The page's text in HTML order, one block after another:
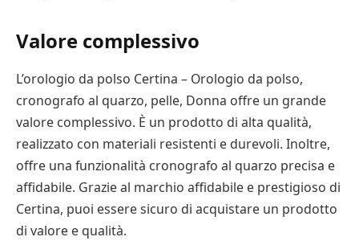
Valore complessivo
L’orologio da polso Certina – Orologio da polso,
cronografo al quarzo, pelle, Donna offre un grande
valore complessivo. È un prodotto di alta qualità,
realizzato con materiali resistenti e durevoli. Inoltre,
offre una funzionalità cronografo al quarzo precisa e
affidabile. Grazie al marchio affidabile e prestigioso di
Certina, puoi essere sicuro di acquistare un prodotto
di valore e qualità.